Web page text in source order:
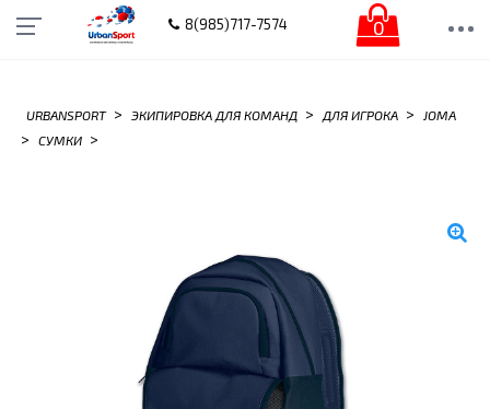
8(985)717-7574 0
URBANSPORT > ЭКИПИРОВКА ДЛЯ КОМАНД > ДЛЯ ИГРОКА > JOMA
> СУМКИ >